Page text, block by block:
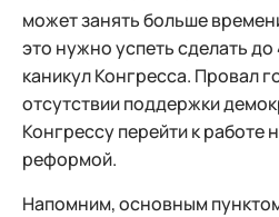
может занять больше
это нужно успеть сделать
каникул Конгресса. Провал
отсутствии поддержки
Конгрессу перейти к работе
реформой.
Напомним, основным